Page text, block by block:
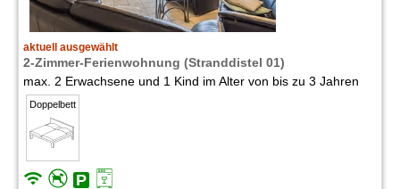
aktuell ausgewählt
2-Zimmer-Ferienwohnung (Stranddistel 01)
max. 2 Erwachsene und 1 Kind im Alter von bis zu 3 Jahren
Doppelbett